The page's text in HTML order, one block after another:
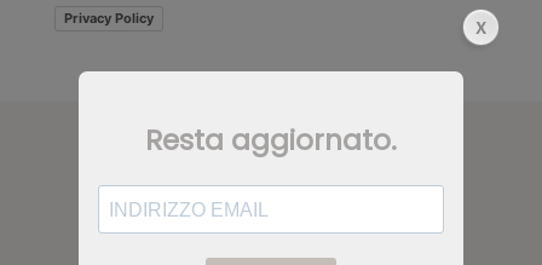
Privacy Policy
CONTATTI